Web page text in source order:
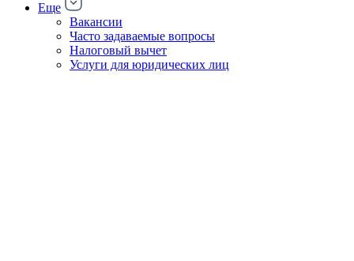
Еще
Вакансии
Часто задаваемые вопросы
Налоговый вычет
Услуги для юридических лиц